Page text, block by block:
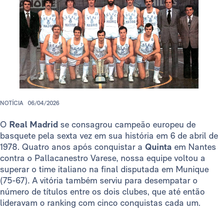
NOTÍCIA 06/04/2026
O Real Madrid se consagrou campeão europeu de
basquete pela sexta vez em sua história em 6 de abril de
1978. Quatro anos após conquistar a Quinta em Nantes
contra o Pallacanestro Varese, nossa equipe voltou a
superar o time italiano na final disputada em Munique
(75-67). A vitória também serviu para desempatar o
número de títulos entre os dois clubes, que até então
lideravam o ranking com cinco conquistas cada um.